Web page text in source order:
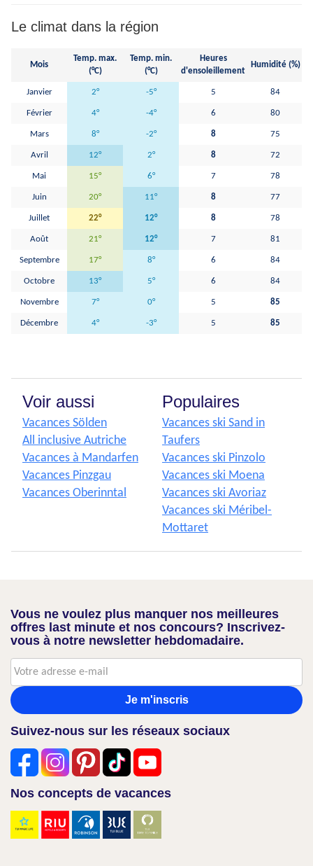
Le climat dans la région
Mois
Temp. max.
(°C)
Temp. min.
(°C)
Heures
d'ensoleillement
Humidité (%)
Janvier 2° -5° 5 84
Février 4° -4° 6 80
Mars 8° -2° 8 75
Avril 12° 2° 8 72
Mai 15° 6° 7 78
Juin 20° 11° 8 77
Juillet 22° 12° 8 78
Août 21° 12° 7 81
Septembre 17° 8° 6 84
Octobre 13° 5° 6 84
Novembre 7° 0° 5 85
Décembre 4° -3° 5 85
Voir aussi
Vacances Sölden
All inclusive Autriche
Vacances à Mandarfen
Vacances Pinzgau
Vacances Oberinntal
Populaires
Vacances ski Sand in
Taufers
Vacances ski Pinzolo
Vacances ski Moena
Vacances ski Avoriaz
Vacances ski Méribel-
Mottaret
Vous ne voulez plus manquer nos meilleures
offres last minute et nos concours? Inscrivez-
vous à notre newsletter hebdomadaire.
Je m'inscris
Suivez-nous sur les réseaux sociaux
Nos concepts de vacances